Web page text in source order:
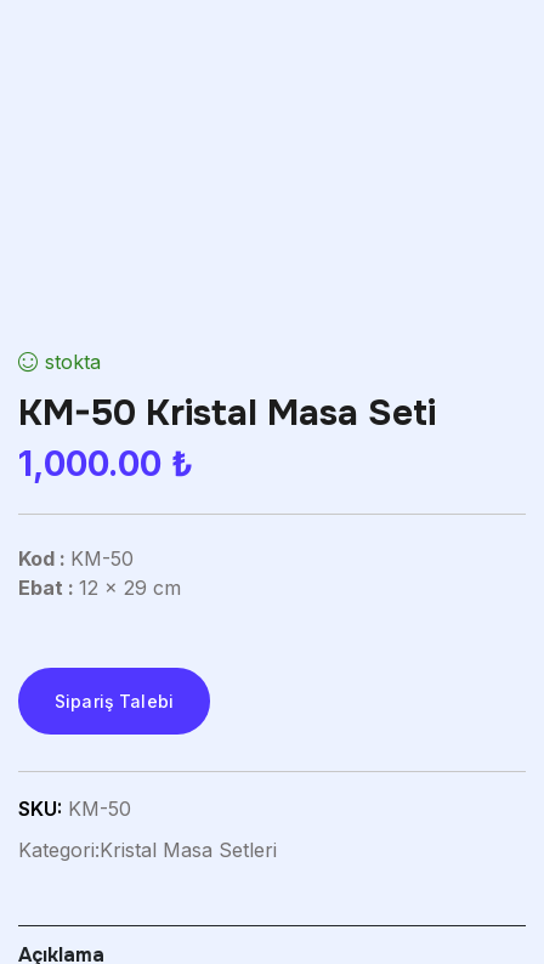
stokta
KM-50 Kristal Masa Seti
1,000.00 ₺
Kod : KM-50
Ebat : 12 x 29 cm
Sipariş Talebi
SKU: KM-50
Kategori:Kristal Masa Setleri
Açıklama